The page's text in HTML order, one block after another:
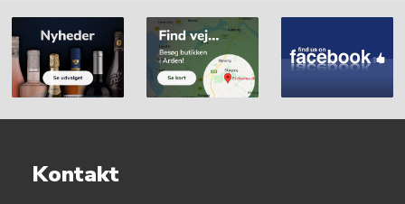
Kontakt